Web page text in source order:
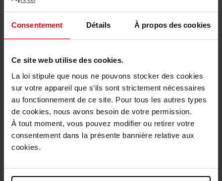
Consentement Détails À propos des cookies
Ce site web utilise des cookies.
La loi stipule que nous ne pouvons stocker des cookies
sur votre appareil que s’ils sont strictement nécessaires
au fonctionnement de ce site. Pour tous les autres types
de cookies, nous avons besoin de votre permission.
À tout moment, vous pouvez modifier ou retirer votre
consentement dans la présente bannière relative aux
cookies.
Livraison
Cet article n'est plus disponible pour le moment
Être prévenu de la disponibilité
Livraison gratuite à partir de 55€
Retour gratuit dans votre magasin
Emballage cadeau offert